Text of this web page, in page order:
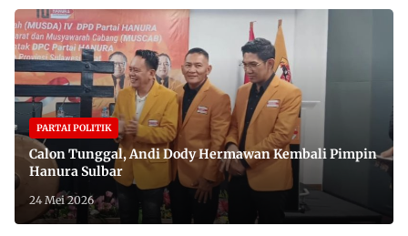
PARTAI POLITIK
Calon Tunggal, Andi Dody Hermawan Kembali Pimpin
Hanura Sulbar
24 Mei 2026